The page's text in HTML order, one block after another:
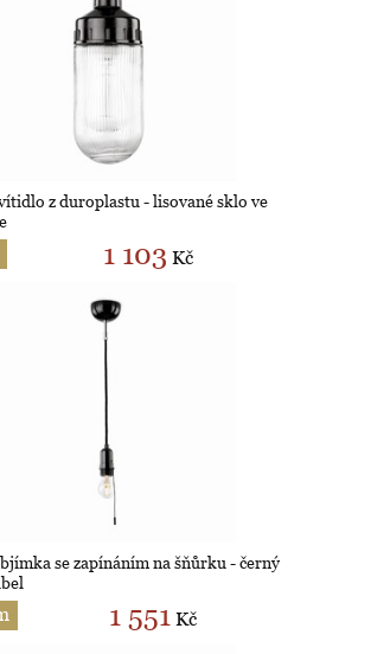
z duroplastu - lisované sklo ve
1 103 Kč
se zapínáním na šňůrku - černý
1 551 Kč